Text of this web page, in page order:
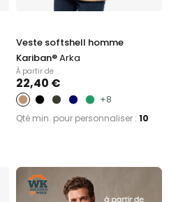
Veste softshell homme
Kariban®Arka
À partir de
22,40 €
+8
Qté min. pour personnaliser : 10